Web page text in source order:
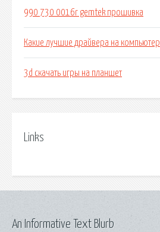
990 730 0016r gemtek прошивка
Какие лучшие драйвера на компьютер
3d скачать игры на планшет
Links
An Informative Text Blurb